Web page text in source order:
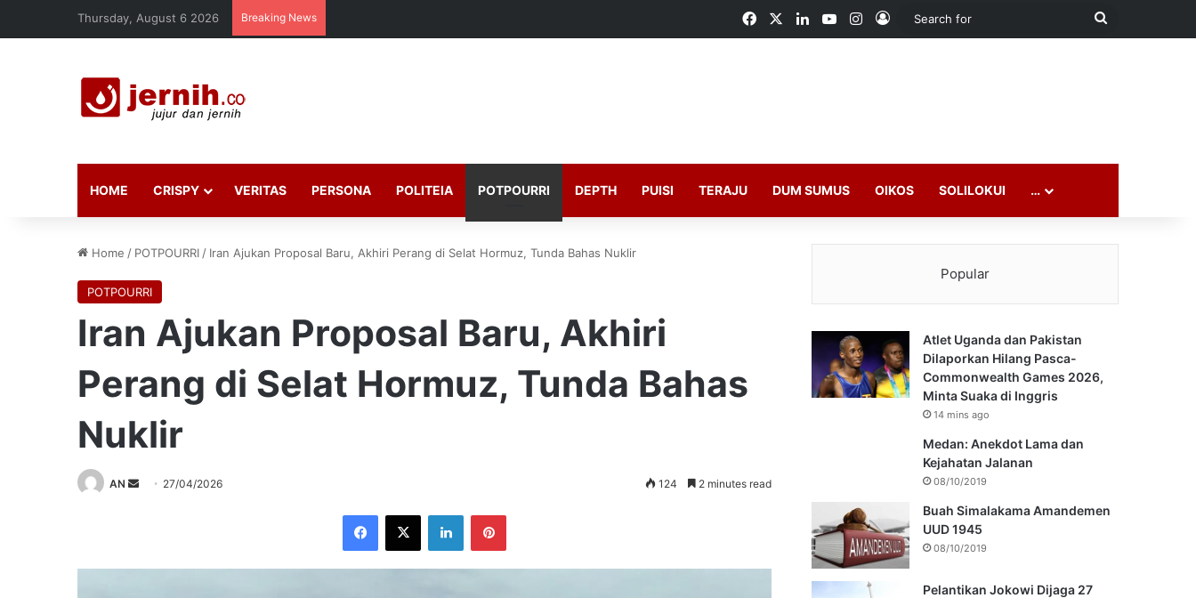
Thursday, August 6 2026 Breaking News FacebookLinkedInYouTubeInstagram
Log In
Search
HOME CRISPY VERITAS PERSONA POLITEIA POTPOURRI DEPTH PUISI TERAJU DUM SUMUS OIKOS SOLILOKUI …
Home / POTPOURRI / Iran Ajukan Proposal Baru, Akhiri Perang di Selat Hormuz, Tunda Bahas Nuklir
POTPOURRI
Iran Ajukan Proposal Baru, Akhiri
Perang di Selat Hormuz, Tunda Bahas
Nuklir
AN
Send 27/04/2026 124 2 minutes read
Facebook
X LinkedInPinterest
Popular
Atlet Uganda dan Pakistan
Dilaporkan Hilang Pasca-
Commonwealth Games 2026,
Minta Suaka di Inggris
14 mins ago
Medan: Anekdot Lama dan
Kejahatan Jalanan
08/10/2019
Buah Simalakama Amandemen
UUD 1945
08/10/2019
Pelantikan Jokowi Dijaga 27